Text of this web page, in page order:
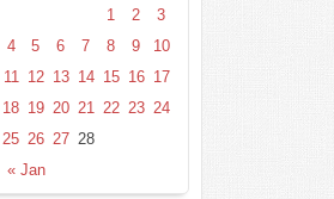
« Jan
1 2
3
4
5 6 7 8 9
10
11 12 13 14 15 16 17
18 19 20 21 22 23 24
25 26 27 28